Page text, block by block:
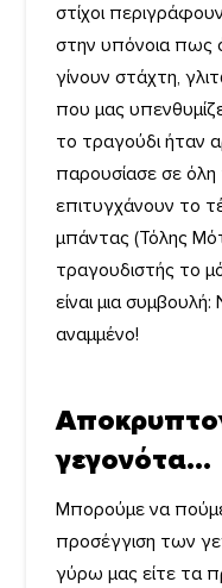
στίχοι
στην υπόνοια πως
γίνουν στάχτη,
που μας
το τραγούδι ήταν
παρουσίασε σε
επιτυγχάνουν το
μπάντας (Τόλης
τραγουδιστής το
είναι μια
αναμμένο!
γεγονότα…
Μπορούμε να
προσέγγιση των
γύρω μας είτε τα